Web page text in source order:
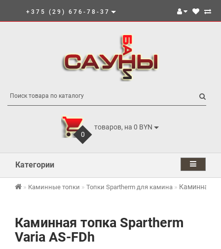
+375 (29) 676-78-37
0
товаров, на 0 BYN
Категории
Каминные топки Топки Spartherm для камина Каминная
Каминная топка Spartherm
Varia AS-FDh